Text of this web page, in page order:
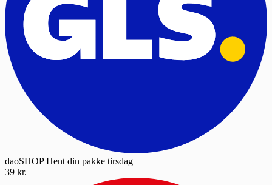
daoSHOP Hent din pakke tirsdag
39 kr.